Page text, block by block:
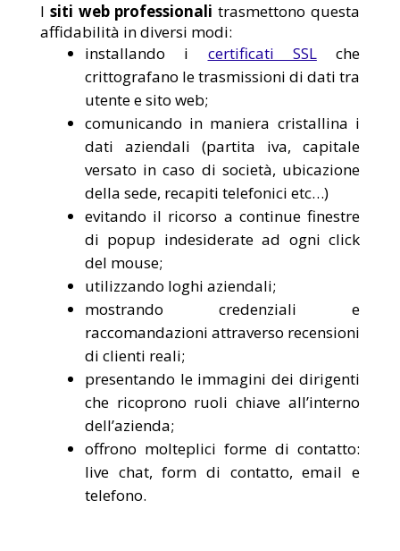
I siti web professionali trasmettono questa
affidabilità in diversi modi:
installando i certificati SSLche
crittografano le trasmissioni di dati tra
utente e sito web;
comunicando in maniera cristallina i
dati aziendali (partita iva, capitale
versato in caso di società, ubicazione
della sede, recapiti telefonici etc…)
evitando il ricorso a continue finestre
di popup indesiderate ad ogni click
del mouse;
utilizzando loghi aziendali;
mostrando credenziali e
raccomandazioni attraverso recensioni
di clienti reali;
presentando le immagini dei dirigenti
che ricoprono ruoli chiave all’interno
dell’azienda;
offrono molteplici forme di contatto:
live chat, form di contatto, email e
telefono.